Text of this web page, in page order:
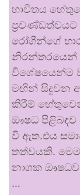
භාවිතය
රෝගීන්ගේ
නිරන්තරයෙන්
විශේෂයෙන්ම
මඟින් සිදුවන
කිරීම්
ඖෂධ පිළිබඳව
වී ඇත.එය
තත්වයකි.
නාශක
…